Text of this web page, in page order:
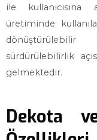
ile
üretiminde
sürdürülebilirlik
gelmektedir.
Dekota